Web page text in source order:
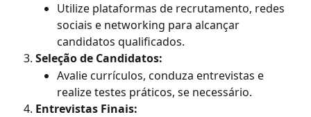
Utilize plataformas de recrutamento, redes
sociais e networking para alcançar
candidatos qualificados.
Seleção de Candidatos:
Avalie currículos, conduza entrevistas e
realize testes práticos, se necessário.
Entrevistas Finais: